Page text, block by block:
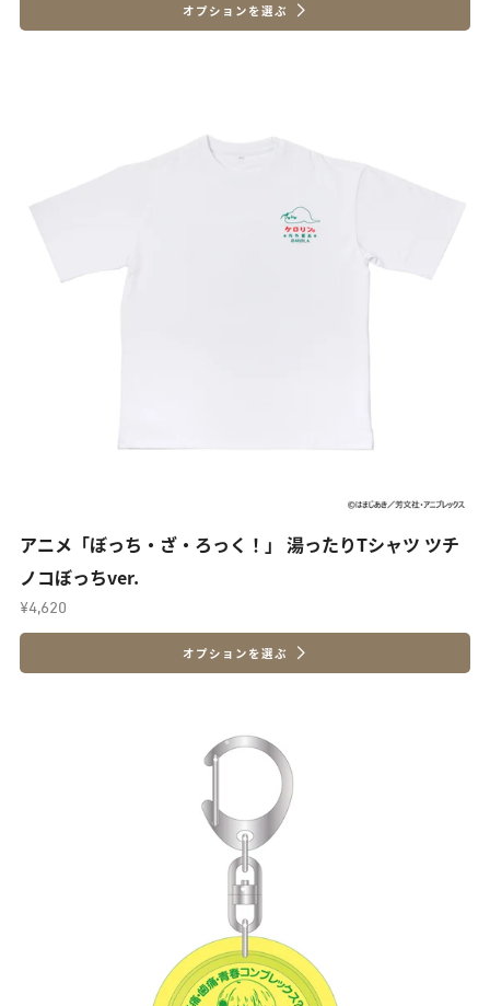
オプションを選ぶ
アニメ「ぼっち・ざ・ろっく！」 湯ったりTシャツ ツチ
ノコぼっちver.
¥4,620
オプションを選ぶ